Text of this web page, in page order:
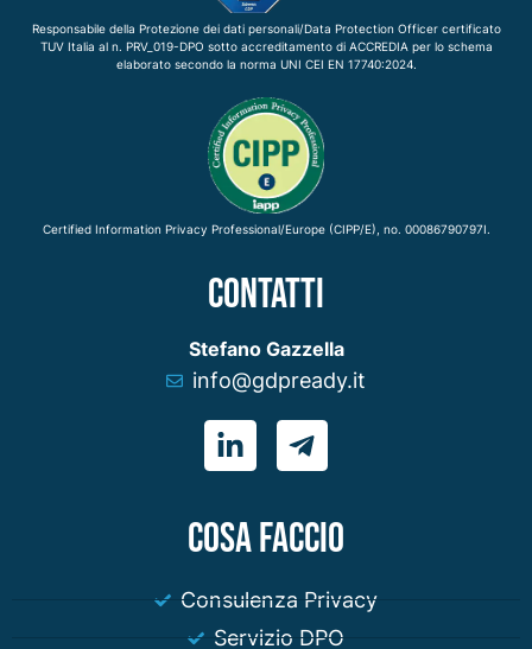
Responsabile della Protezione dei dati personali/Data Protection Officer certificato
TUV Italia al n. PRV_019-DPO sotto accreditamento di ACCREDIA per lo schema
elaborato secondo la norma UNI CEI EN 17740:2024.
Certified Information Privacy Professional/Europe (CIPP/E), no. 00086790797I.
CONTATTI
Stefano Gazzella
info@gdpready.it
COSA FACCIO
Consulenza Privacy
Servizio DPO